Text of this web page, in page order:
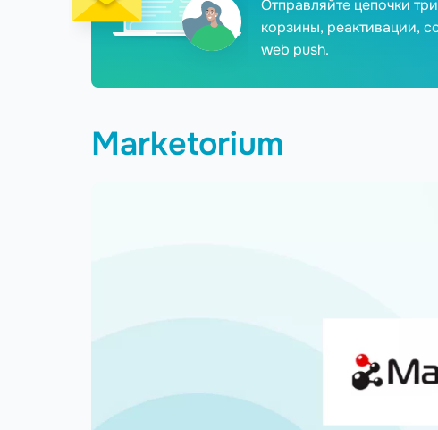
Отправляйте цепочки
корзины, реактивации,
web push.
Marketorium